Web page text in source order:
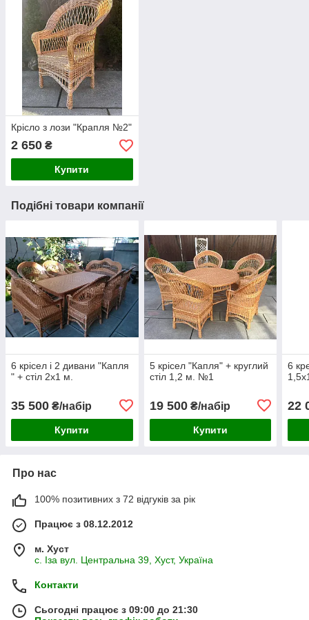
Крісло з лози "Крапля №2"
2 650 ₴
Купити
Подібні товари компанії
6 крісел і 2 дивани "Капля
" + стіл 2х1 м.
35 500 ₴/набір
Купити
5 крісел "Капля" + круглий
стіл 1,2 м. №1
19 500₴/набір
Купити
6
22
Про нас
100% позитивних з 72 відгуків за рік
Працює з 08.12.2012
м. Хуст
с. Іза вул. Центральна 39, Хуст, Україна
Контакти
Сьогодні працює з 09:00 до 21:30